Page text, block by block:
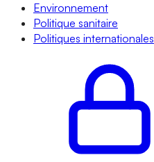
Environnement
Politique sanitaire
Politiques internationales